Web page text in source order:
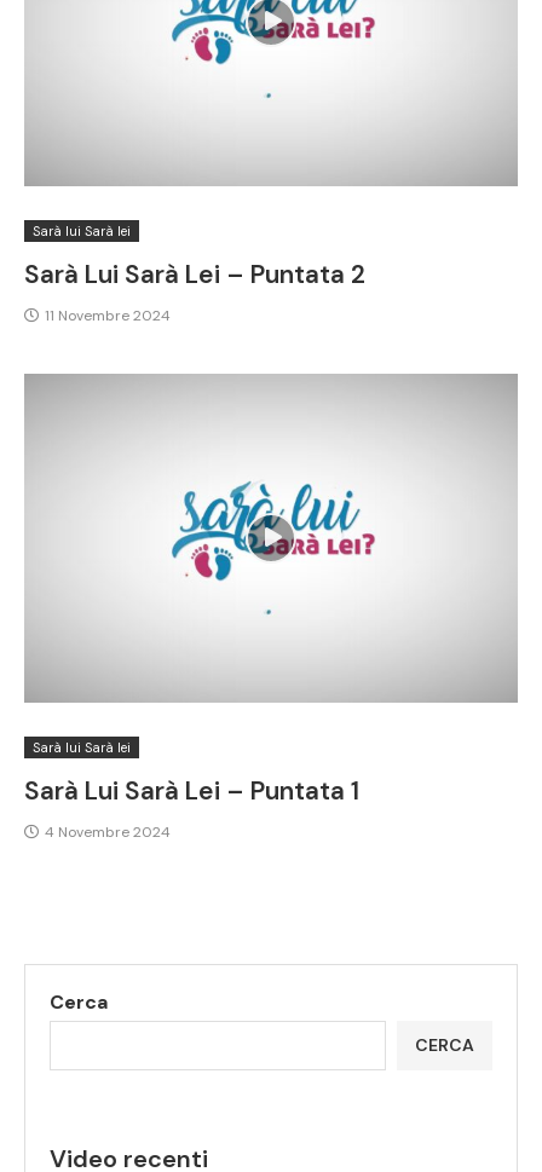
Sarà lui Sarà lei
Sarà Lui Sarà Lei – Puntata 2
11 Novembre 2024
Sarà lui Sarà lei
Sarà Lui Sarà Lei – Puntata 1
4 Novembre 2024
Cerca
CERCA
Video recenti